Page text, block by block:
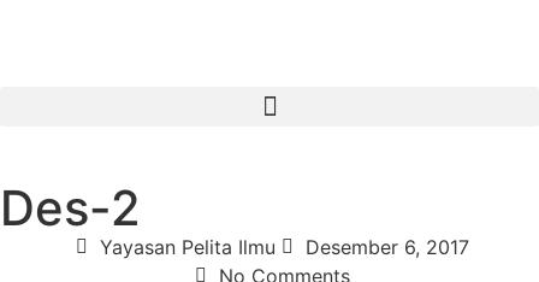
Des-2
Yayasan Pelita Ilmu
Desember 6, 2017
No Comments